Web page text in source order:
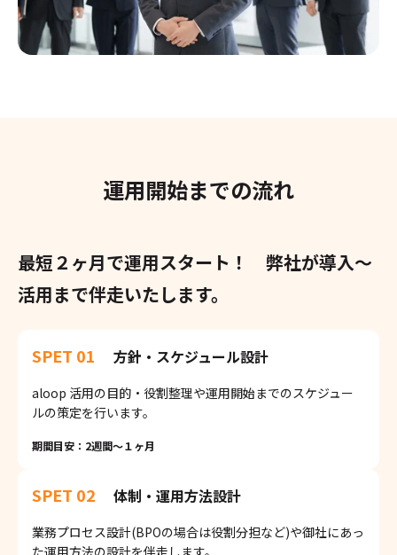
運用開始までの流れ
最短２ヶ月で運用スタート！ 弊社が導入〜
活用まで伴走いたします。
SPET 01 方針・スケジュール設計
aloop 活用の目的・役割整理や運用開始までのスケジュー
ルの策定を行います。
期間目安：2週間〜１ヶ月
SPET 02 体制・運用方法設計
業務プロセス設計(BPOの場合は役割分担など)や御社にあっ